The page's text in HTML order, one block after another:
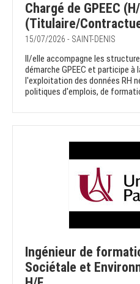
Chargé de GPEEC
(Titulaire/
15/07/2026 - SAINT-DENIS
Il/elle accompagne les
démarche GPEEC et participe
l'exploitation des données RH
politiques d'emplois, de
Ingénieur de
Sociétale et